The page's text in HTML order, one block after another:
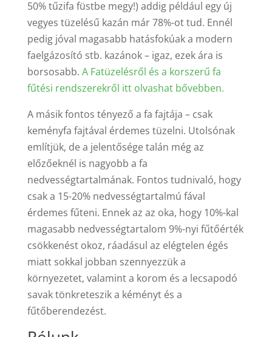
50% tűzifa füstbe megy!) addig például egy új
vegyes tüzelésű kazán már 78%-ot tud. Ennél
pedig jóval magasabb hatásfokúak a modern
faelgázosító stb. kazánok – igaz, ezek ára is
borsosabb. A Fatüzelésről és a korszerű fa
fűtési rendszerekről itt olvashat bővebben.
A másik fontos tényező a fa fajtája – csak
keményfa fajtával érdemes tüzelni. Utolsónak
említjük, de a jelentősége talán még az
előzőeknél is nagyobb a fa
nedvességtartalmának. Fontos tudnivaló, hogy
csak a 15-20% nedvességtartalmú fával
érdemes fűteni. Ennek az az oka, hogy 10%-kal
magasabb nedvességtartalom 9%-nyi fűtőérték
csökkenést okoz, ráadásul az elégtelen égés
miatt sokkal jobban szennyezzük a
környezetet, valamint a korom és a lecsapodó
savak tönkreteszik a kéményt és a
fűtőberendezést.